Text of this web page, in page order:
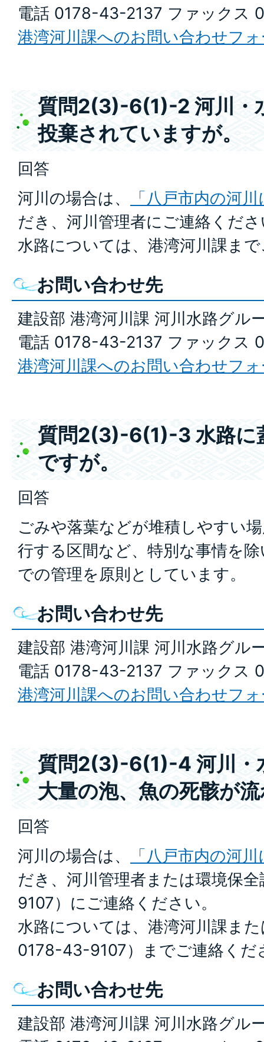
電話 0178-43-2137 ファックス
港湾河川課へのお問い合わせフ
質問2(3)-6(1)-2 河川・
投棄されていますが。
回答
河川の場合は、
「八戸市内の河
だき、河川管理者にご連絡くだ
水路については、港湾河川課ま
お問い合わせ先
建設部 港湾河川課 河川水路グル
電話 0178-43-2137 ファックス
港湾河川課へのお問い合わせフ
質問2(3)-6(1)-3 水路に
ですが。
回答
ごみや落葉などが堆積しやすい
行する区間など、特別な事情を
での管理を原則としています。
お問い合わせ先
建設部 港湾河川課 河川水路グル
電話 0178-43-2137 ファックス
港湾河川課へのお問い合わせフ
質問2(3)-6(1)-4 河川・
大量の泡、魚の死骸が
回答
河川の場合は、
「八戸市内の河
だき、河川管理者または環境保
9107）にご連絡ください。
水路については、港湾河川課ま
0178-43-9107）までご連絡くだ
お問い合わせ先
建設部 港湾河川課 河川水路グル